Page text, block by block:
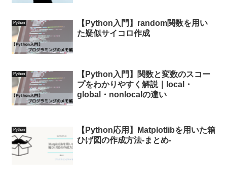
Python
【Python入門】random関数を用い
た疑似サイコロ作成
Python
【Python入門】関数と変数のスコー
プをわかりやすく解説｜local・
global・nonlocalの違い
Python
【Python応用】Matplotlibを用いた箱
ひげ図の作成方法-まとめ-